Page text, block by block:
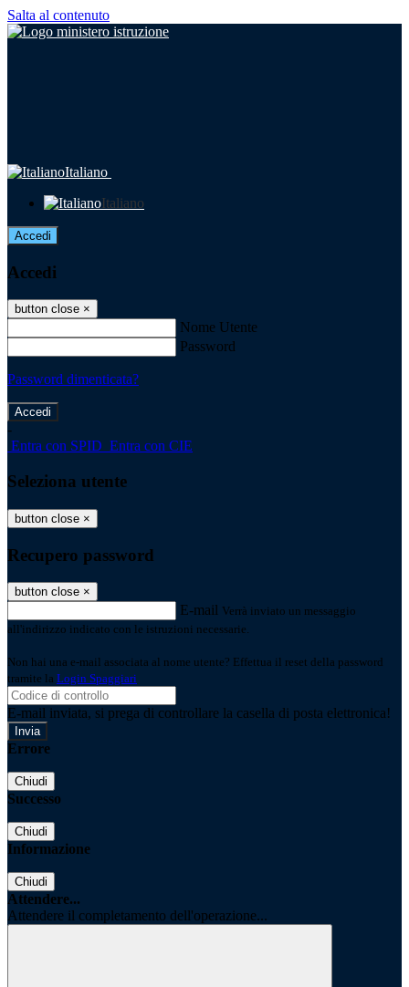
Salta al contenuto
Italiano
Italiano
Accedi
Accedi
button close ×
Nome Utente
Password
Password dimenticata?
-
Entra con SPID Entra con CIE
Seleziona utente
button close ×
Recupero password
button close ×
E-mail Verrà inviato un messaggio
all'indirizzo indicato con le istruzioni necessarie.
Non hai una e-mail associata al nome utente? Effettua il reset della password
tramite la Login Spaggiari
E-mail inviata, si prega di controllare la casella di posta elettronica!
Errore
Chiudi
Successo
Chiudi
Informazione
Chiudi
Attendere...
Attendere il completamento dell'operazione...